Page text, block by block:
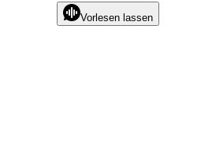
Vorlesen lassen